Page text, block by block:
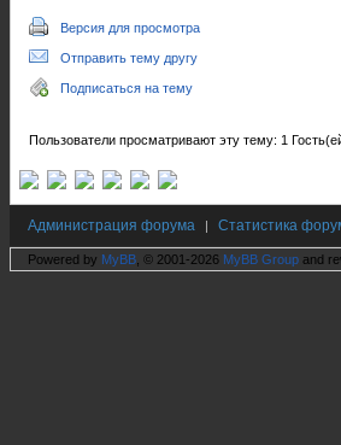
Версия для просмотра
Отправить тему другу
Подписаться на тему
Пользователи просматривают эту тему: 1
Администрация форума | Статистика
Powered by MyBB , © 2001-2026 MyBB Group and